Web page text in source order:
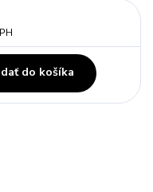
do košíka